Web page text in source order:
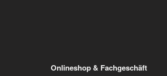
Onlineshop & Fachgeschäft